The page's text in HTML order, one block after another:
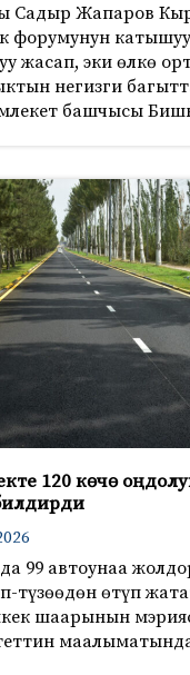
Садыр Жапаров
форумунун
жасап, эки өлкө
негизги
башчысы
120 көчө
99 автоунаа
түзөөдөн өтүп
шаарынын